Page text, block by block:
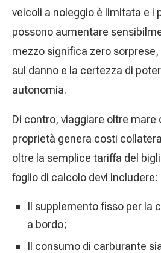
veicoli a noleggio è limitata e i
possono aumentare
mezzo significa zero
sul danno e la certezza di
autonomia.
Di contro, viaggiare oltre mare
proprietà genera costi
oltre la semplice tariffa del
foglio di calcolo devi includere:
Il supplemento fisso per la
a bordo;
Il consumo di carburante